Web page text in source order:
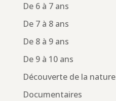
De 6 à 7 ans
De 7 à 8 ans
De 8 à 9 ans
De 9 à 10 ans
Découverte de la nature
Documentaires